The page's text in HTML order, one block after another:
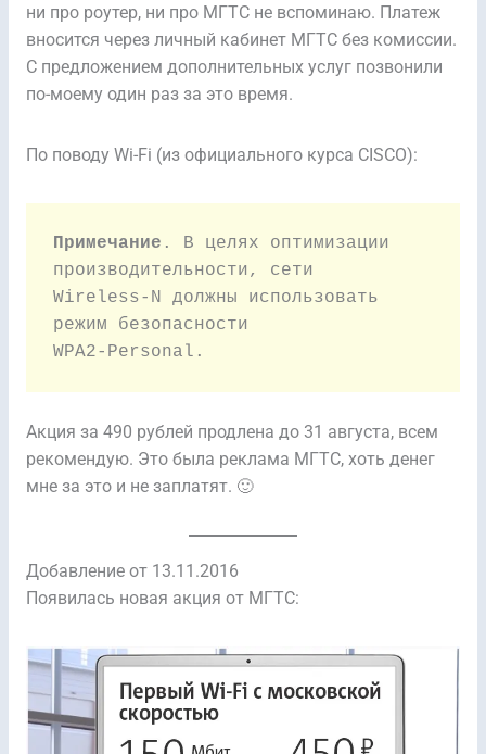
ни про роутер, ни про МГТС не вспоминаю. Платеж
вносится через личный кабинет МГТС без комиссии.
С предложением дополнительных услуг позвонили
по-моему один раз за это время.
По поводу Wi-Fi (из официального курса CISCO):
Примечание . В целях оптимизации
производительности, сети
Wireless-N должны использовать
режим безопасности
WPA2-Personal.
Акция за 490 рублей продлена до 31 августа, всем
рекомендую. Это была реклама МГТС, хоть денег
мне за это и не заплатят. 🙂
Добавление от 13.11.2016
Появилась новая акция от МГТС: